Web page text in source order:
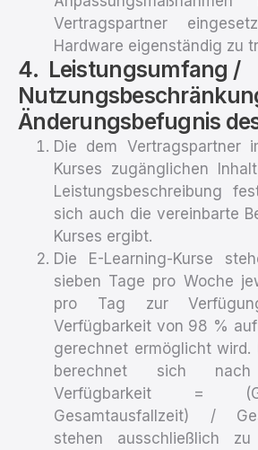
Vertragspartner
Hardware eigenständig zu
Leistungsumfang /
Änderungsbefugnis
Die dem Vertragspartner
Kurses zugänglichen
Leistungsbeschreibung
sich auch die vereinbarte
Kurses ergibt.
Die E-Learning-Kurse
sieben Tage pro Woche
pro Tag zur
Verfügbarkeit von 98 %
gerechnet ermöglicht wird.
berechnet sich
Verfügbarkeit = (
Gesamtausfallzeit) /
stehen ausschließlich